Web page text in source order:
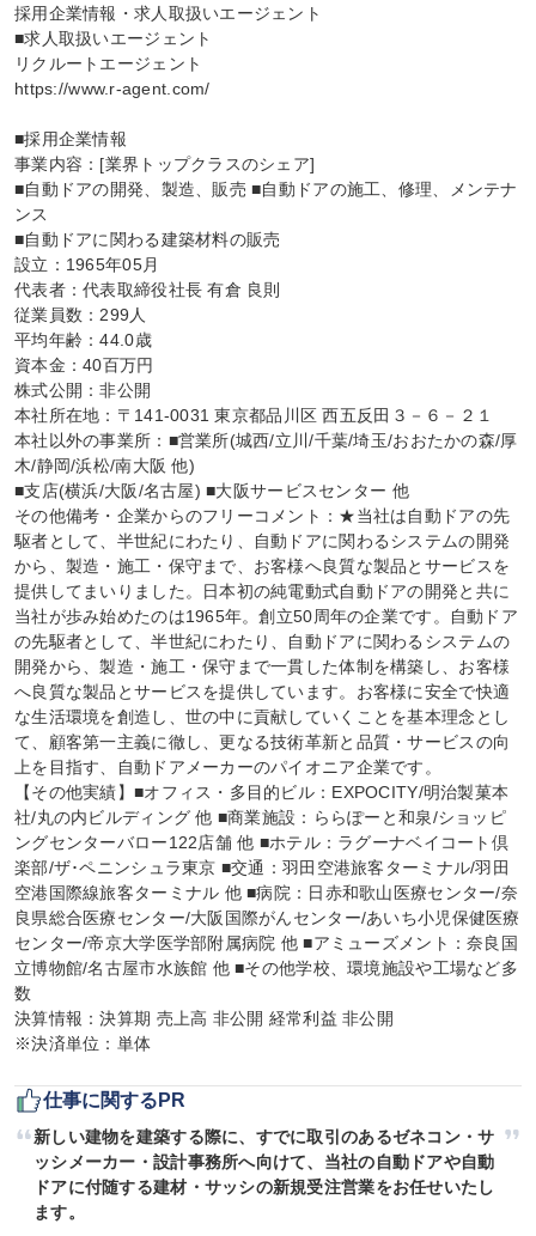
採用企業情報・求人取扱いエージェント
■求人取扱いエージェント
リクルートエージェント
https://www.r-agent.com/
■採用企業情報
事業内容：[業界トップクラスのシェア]
■自動ドアの開発、製造、販売 ■自動ドアの施工、修理、メンテナ
ンス
■自動ドアに関わる建築材料の販売
設立：1965年05月
代表者：代表取締役社長 有倉 良則
従業員数：299人
平均年齢：44.0歳
資本金：40百万円
株式公開：非公開
本社所在地：〒141-0031 東京都品川区 西五反田３－６－２１
本社以外の事業所：■営業所(城西/立川/千葉/埼玉/おおたかの森/厚
木/静岡/浜松/南大阪 他)
■支店(横浜/大阪/名古屋) ■大阪サービスセンター 他
その他備考・企業からのフリーコメント：★当社は自動ドアの先
駆者として、半世紀にわたり、自動ドアに関わるシステムの開発
から、製造・施工・保守まで、お客様へ良質な製品とサービスを
提供してまいりました。日本初の純電動式自動ドアの開発と共に
当社が歩み始めたのは1965年。創立50周年の企業です。自動ドア
の先駆者として、半世紀にわたり、自動ドアに関わるシステムの
開発から、製造・施工・保守まで一貫した体制を構築し、お客様
へ良質な製品とサービスを提供しています。お客様に安全で快適
な生活環境を創造し、世の中に貢献していくことを基本理念とし
て、顧客第一主義に徹し、更なる技術革新と品質・サービスの向
上を目指す、自動ドアメーカーのパイオニア企業です。
【その他実績】■オフィス・多目的ビル：EXPOCITY/明治製菓本
社/丸の内ビルディング 他 ■商業施設：ららぽーと和泉/ショッピ
ングセンターバロー122店舗 他 ■ホテル：ラグーナベイコート倶
楽部/ザ･ペニンシュラ東京 ■交通：羽田空港旅客ターミナル/羽田
空港国際線旅客ターミナル 他 ■病院：日赤和歌山医療センター/奈
良県総合医療センター/大阪国際がんセンター/あいち小児保健医療
センター/帝京大学医学部附属病院 他 ■アミューズメント：奈良国
立博物館/名古屋市水族館 他 ■その他学校、環境施設や工場など多
数
決算情報：決算期 売上高 非公開 経常利益 非公開
※決済単位：単体
仕事に関するPR
新しい建物を建築する際に、すでに取引のあるゼネコン・サ
ッシメーカー・設計事務所へ向けて、当社の自動ドアや自動
ドアに付随する建材・サッシの新規受注営業をお任せいたし
ます。